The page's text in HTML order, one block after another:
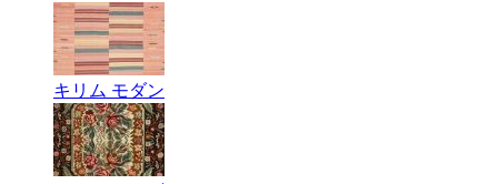
キリム モダン